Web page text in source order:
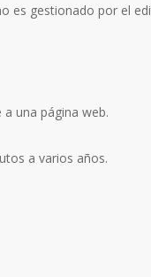
es gestionado por el
una página web.
a varios años.